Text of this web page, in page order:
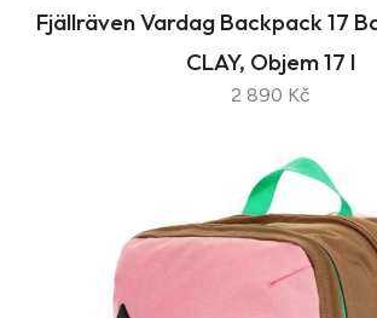
Fjällräven Vardag Backpack 17
CLAY, Objem 17 l
2 890 Kč